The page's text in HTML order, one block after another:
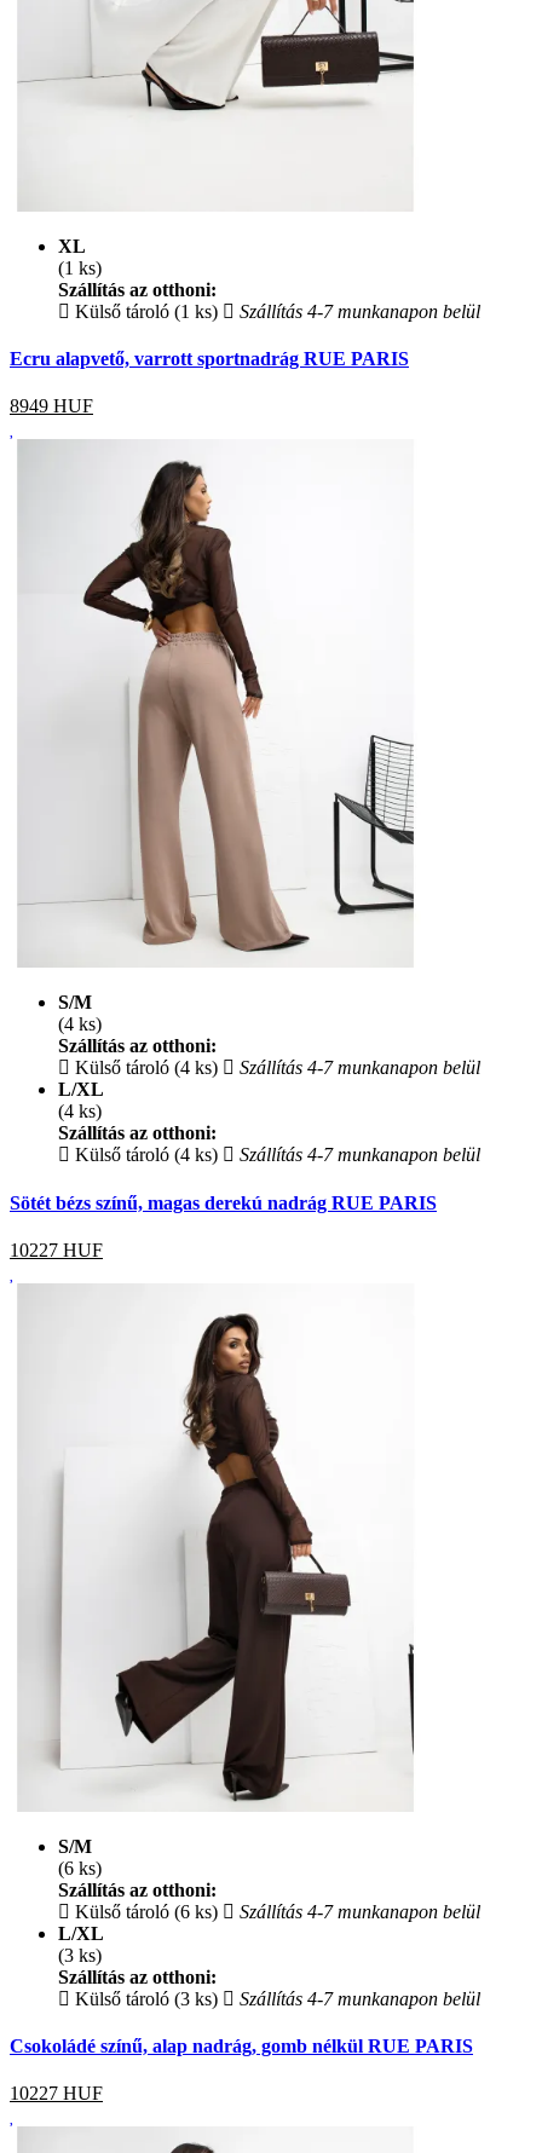
XL
(1 ks)
Szállítás az otthoni:
Külső tároló (1 ks)
Szállítás 4-7 munkanapon belül
Ecru alapvető, varrott sportnadrág RUE PARIS
8949 HUF
S/M
(4 ks)
Szállítás az otthoni:
Külső tároló (4 ks)
Szállítás 4-7 munkanapon belül
L/XL
(4 ks)
Szállítás az otthoni:
Külső tároló (4 ks)
Szállítás 4-7 munkanapon belül
Sötét bézs színű, magas derekú nadrág RUE PARIS
10227 HUF
S/M
(6 ks)
Szállítás az otthoni:
Külső tároló (6 ks)
Szállítás 4-7 munkanapon belül
L/XL
(3 ks)
Szállítás az otthoni:
Külső tároló (3 ks)
Szállítás 4-7 munkanapon belül
Csokoládé színű, alap nadrág, gomb nélkül RUE PARIS
10227 HUF